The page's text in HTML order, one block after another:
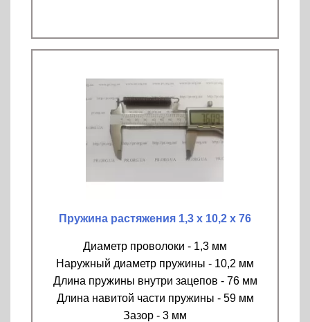
Пружина растяжения 1,3 х 10,2 х 76
Диаметр проволоки - 1,3 мм
Наружный диаметр пружины - 10,2 мм
Длина пружины внутри зацепов - 76 мм
Длина навитой части пружины - 59 мм
Зазор - 3 мм